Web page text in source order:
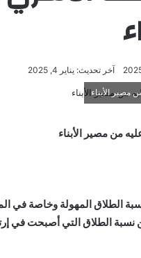
آخر تحديث: يناير 4, 2025
مصير الأبناء
من مصير الأبناء
الطلاق المهولة وخاصة في
الطلاق التي أصبحت في